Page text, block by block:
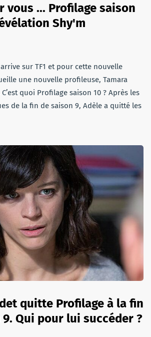
vous ... Profilage saison
Shy'm
sur TF1 et pour cette nouvelle
une nouvelle profileuse, Tamara
C’est quoi Profilage saison 10 ? Après les
de la fin de saison 9, Adèle a quitté les
quitte Profilage à la fin
Qui pour lui succéder ?